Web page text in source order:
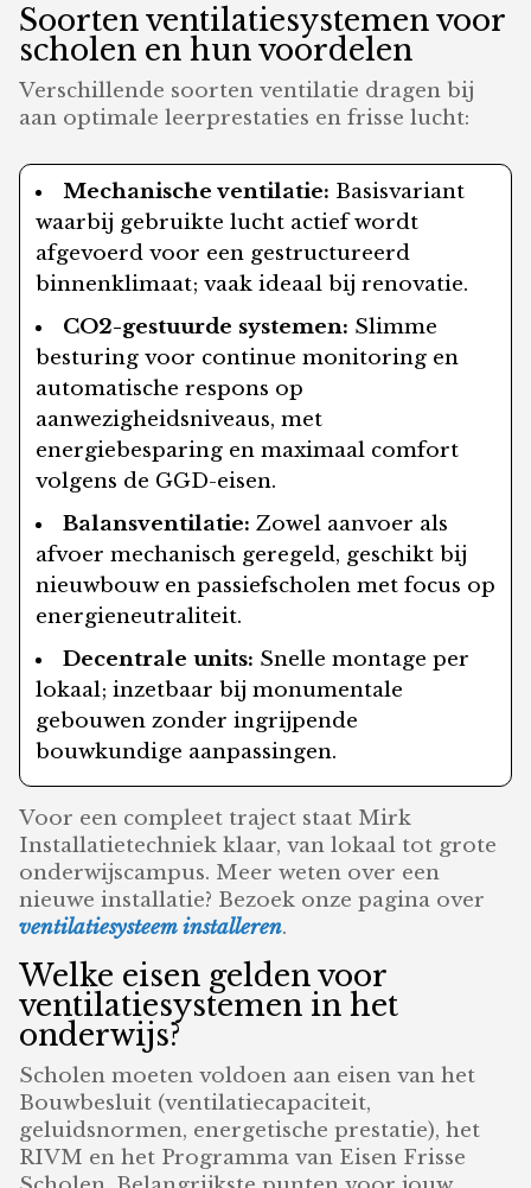
Soorten ventilatiesystemen voor
scholen en hun voordelen
Verschillende soorten ventilatie dragen bij
aan optimale leerprestaties en frisse lucht:
Mechanische ventilatie: Basisvariant
waarbij gebruikte lucht actief wordt
afgevoerd voor een gestructureerd
binnenklimaat; vaak ideaal bij renovatie.
CO2-gestuurde systemen: Slimme
besturing voor continue monitoring en
automatische respons op
aanwezigheidsniveaus, met
energiebesparing en maximaal comfort
volgens de GGD-eisen.
Balansventilatie: Zowel aanvoer als
afvoer mechanisch geregeld, geschikt bij
nieuwbouw en passiefscholen met focus op
energieneutraliteit.
Decentrale units: Snelle montage per
lokaal; inzetbaar bij monumentale
gebouwen zonder ingrijpende
bouwkundige aanpassingen.
Voor een compleet traject staat Mirk
Installatietechniek klaar, van lokaal tot grote
onderwijscampus. Meer weten over een
nieuwe installatie? Bezoek onze pagina over
ventilatiesysteem installeren.
Welke eisen gelden voor
ventilatiesystemen in het
onderwijs?
Scholen moeten voldoen aan eisen van het
Bouwbesluit (ventilatiecapaciteit,
geluidsnormen, energetische prestatie), het
RIVM en het Programma van Eisen Frisse